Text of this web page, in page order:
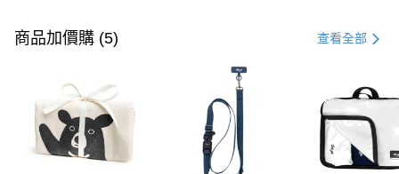
信用卡一次付款
3 期 0 利率 每期 21家銀行
合作金庫商業銀行
第一商業銀行
華南商業銀行
彰化商業銀行
上海商業儲蓄銀行
台北富邦商業銀行
超商取貨付款
商品加價購 (5) 查看全部